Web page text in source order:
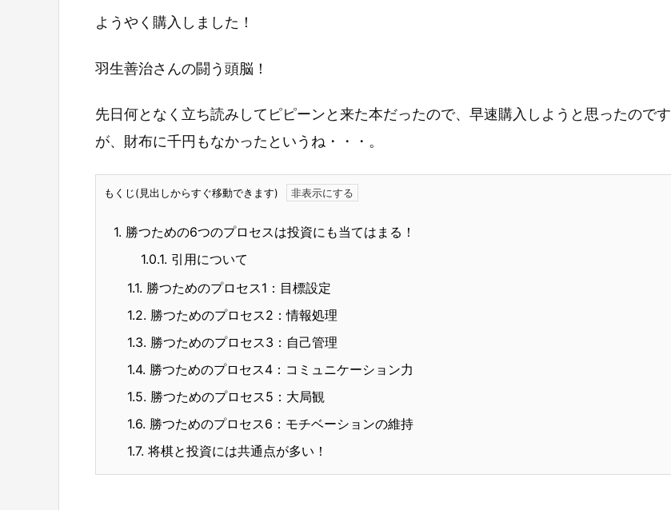
ようやく購入しました！
羽生善治さんの闘う頭脳！
先日何となく立ち読みしてピピーンと来た本だったので、早速購入しようと思ったのです
が、財布に千円もなかったというね・・・。
もくじ(見出しからすぐ移動できます)
1. 勝つための6つのプロセスは投資にも当てはまる！
1.0.1. 引用について
1.1. 勝つためのプロセス1：目標設定
1.2. 勝つためのプロセス2：情報処理
1.3. 勝つためのプロセス3：自己管理
1.4. 勝つためのプロセス4：コミュニケーション力
1.5. 勝つためのプロセス5：大局観
1.6. 勝つためのプロセス6：モチベーションの維持
1.7. 将棋と投資には共通点が多い！